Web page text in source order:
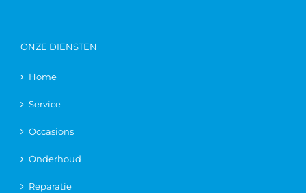
ONZE DIENSTEN
Home
Service
Occasions
Onderhoud
Reparatie